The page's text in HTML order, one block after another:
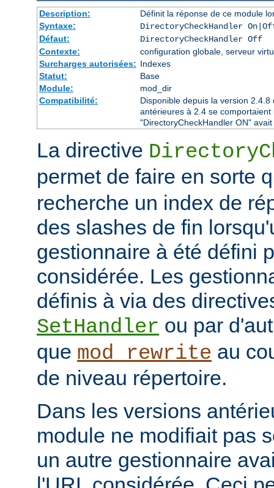
Description:
Définit la réponse de ce module
Syntaxe:
DirectoryCheckHandler
Défaut:
DirectoryCheckHandler Off
Contexte:
configuration globale, serveur
Surcharges autorisées: Indexes
Statut:
Base
Module:
mod_dir
Compatibilité:
Disponible depuis la version
antérieures à 2.4 se
"DirectoryCheckHandler ON"
La directive
permet de faire en sorte
recherche un index de
des slashes de fin
gestionnaire à été défini
considérée. Les
définis à via des
SetHandler ou par
que mod_rewrite au
de niveau répertoire.
Dans les versions
module ne modifiait pas
un autre gestionnaire